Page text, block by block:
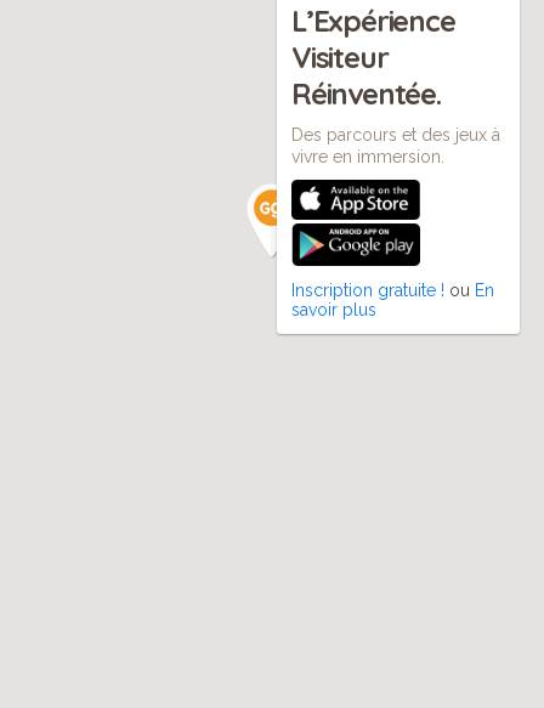
L’Expérience
Visiteur
Réinventée.
Des parcours et des jeux à
vivre en immersion.
Inscription gratuite ! ou En
savoir plus